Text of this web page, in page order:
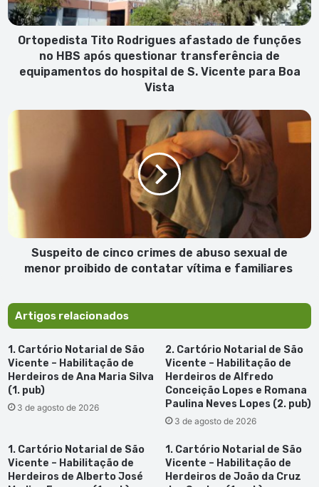
HBS
após
questionar
transferência
hospital
para
Boa
Vista
Ortopedista Tito Rodrigues afastado de funções
no HBS após questionar transferência de
equipamentos do hospital de S. Vicente para Boa
Vista
Suspeito
de
abuso
sexual
menor
proibido
e
familiares
Suspeito de cinco crimes de abuso sexual de
menor proibido de contatar vítima e familiares
Artigos relacionados
1. Cartório Notarial de São
Vicente – Habilitação de
Herdeiros de Ana Maria Silva
(1. pub)
3 de agosto de 2026
2. Cartório Notarial de São
Vicente – Habilitação de
Herdeiros de Alfredo
Conceição Lopes e Romana
Paulina Neves Lopes (2. pub)
3 de agosto de 2026
1. Cartório Notarial de São
Vicente – Habilitação de
Herdeiros de Alberto José
1. Cartório Notarial de São
Vicente – Habilitação de
Herdeiros de João da Cruz